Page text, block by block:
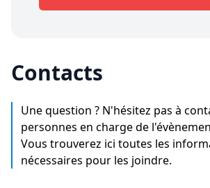
Contacts
Une question ? N'hésitez pas à
personnes en charge de
Vous trouverez ici toutes les
nécessaires pour les joindre.